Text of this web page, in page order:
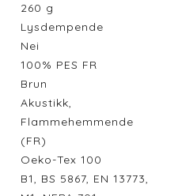
260 g
Lysdempende
Nei
100% PES FR
Brun
Akustikk,
Flammehemmende
(FR)
Oeko-Tex 100
B1, BS 5867, EN 13773,